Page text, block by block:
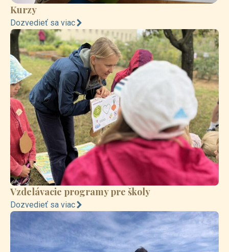
Kurzy
Dozvedieť sa viac
Vzdelávacie programy pre školy
Dozvedieť sa viac